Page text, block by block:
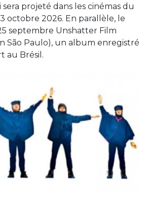
projeté dans les cinémas du
octobre 2026. En parallèle, le
septembre Unshatter Film
São Paulo), un album enregistré
au Brésil.